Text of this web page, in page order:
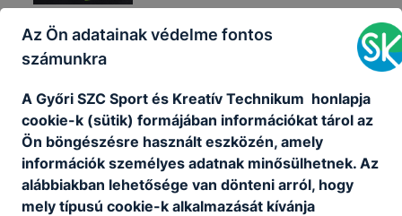
Az Ön adatainak védelme fontos
számunkra
A Győri SZC Sport és Kreatív Technikum honlapja
cookie-k (sütik) formájában információkat tárol az
Ön böngészésre használt eszközén, amely
információk személyes adatnak minősülhetnek. Az
alábbiakban lehetősége van dönteni arról, hogy
mely típusú cookie-k alkalmazását kívánja